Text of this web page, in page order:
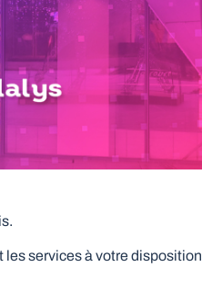
les services à votre disposition